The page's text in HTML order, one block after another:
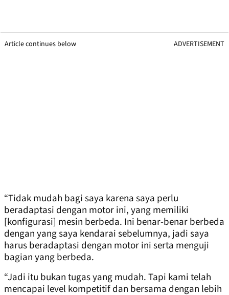
Article continues below ADVERTISEMENT
“Tidak mudah bagi saya karena saya perlu
beradaptasi dengan motor ini, yang memiliki
[konfigurasi] mesin berbeda. Ini benar-benar berbeda
dengan yang saya kendarai sebelumnya, jadi saya
harus beradaptasi dengan motor ini serta menguji
bagian yang berbeda.
“Jadi itu bukan tugas yang mudah. Tapi kami telah
mencapai level kompetitif dan bersama dengan lebih